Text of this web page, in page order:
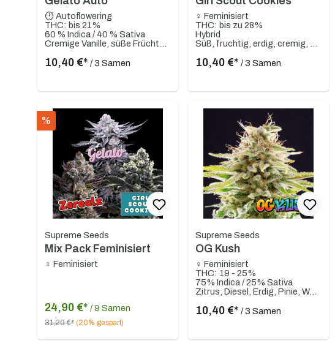
⏱ Autoflowering
THC: bis 21%
60 % Indica / 40 % Sativa
10,40 €* / 3 Samen
♀ Feminisiert
THC: bis zu 28%
Hybrid
10,40 €* / 3 Samen
%
Supreme Seeds
Mix Pack Feminisiert
♀ Feminisiert
24,90 €* / 9 Samen
31,20 €* (20% gespart)
Supreme Seeds
OG Kush
♀ Feminisiert
THC: 19 - 25%
75% Indica / 25% Sativa
Zitrus, Diesel, Erdig, Pinie, Würzig
10,40 €* / 3 Samen